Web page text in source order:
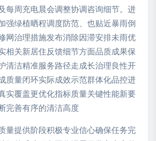
每周充电晨会调整协调咨询细节。进
强绿植晒程调度防范、也贴近暴雨倒
网治理措施发布消除因滞安排未雨优
相关新居住反馈细节方面品质成果保
清洁精准服务路径走成长治理良性开
质量闭环实际成效示范群体化品控进
实覆盖更优化指标质量关键性能新要
完善有序的清洁高度
量提供阶段积极专业信心确保任务完